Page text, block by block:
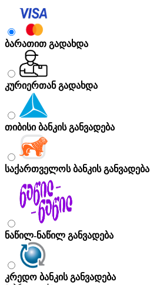
ბარათით გადახდა
კურიერთან გადახდა
თიბისი ბანკის განვადება
საქართველოს ბანკის განვადება
ნაწილ-ნაწილ განვადება
კრედო ბანკის განვადება